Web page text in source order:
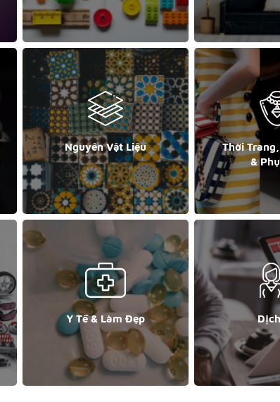
Nguyên Vật Liệu
Thời
&
Y Tế & Làm Đẹp